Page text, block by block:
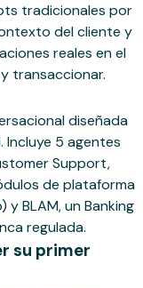
tradicionales por
del cliente y
reales en el
transaccionar.
diseñada
Incluye 5 agentes
Support,
de plataforma
y BLAM, un Banking
regulada.
su primer